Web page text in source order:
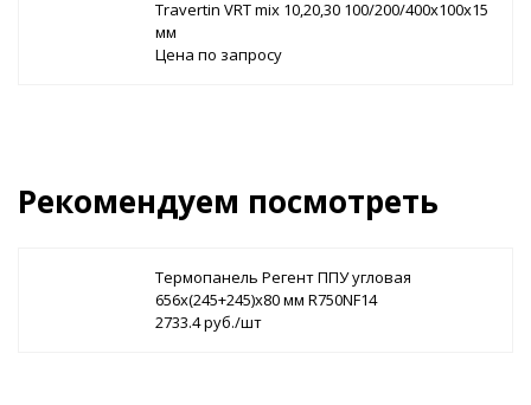
Travertin VRT mix 10,20,30 100/200/400х100х15
мм
Цена по запросу
Рекомендуем посмотреть
Термопанель Регент ППУ угловая
656х(245+245)х80 мм R750NF14
2733.4 руб./шт